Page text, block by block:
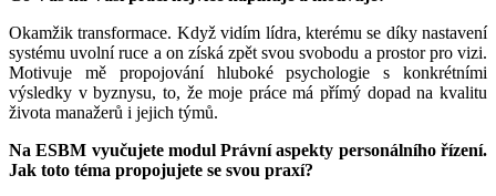
Okamžik transformace. Když vidím lídra, kterému se díky nastavení
systému uvolní ruce a on získá zpět svou svobodu a prostor pro vizi.
Motivuje mě propojování hluboké psychologie s konkrétními
výsledky v byznysu, to, že moje práce má přímý dopad na kvalitu
života manažerů i jejich týmů.
Na ESBM vyučujete modul Právní aspekty personálního řízení.
Jak toto téma propojujete se svou praxí?